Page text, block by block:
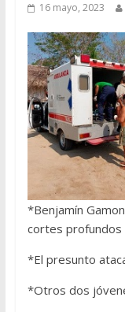
16 mayo, 2023
*Benjamín
cortes profundos
*El presunto
*Otros dos